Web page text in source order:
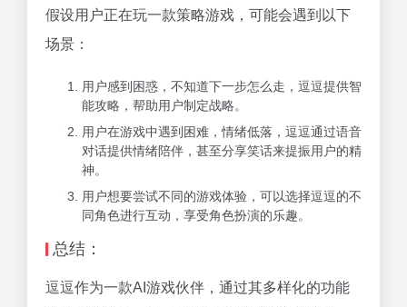
假设用户正在玩一款策略游戏，可能会遇到以下
场景：
用户感到困惑，不知道下一步怎么走，逗逗提供智
能攻略，帮助用户制定战略。
用户在游戏中遇到困难，情绪低落，逗逗通过语音
对话提供情绪陪伴，甚至分享笑话来提振用户的精
神。
用户想要尝试不同的游戏体验，可以选择逗逗的不
同角色进行互动，享受角色扮演的乐趣。
总结：
逗逗作为一款AI游戏伙伴，通过其多样化的功能